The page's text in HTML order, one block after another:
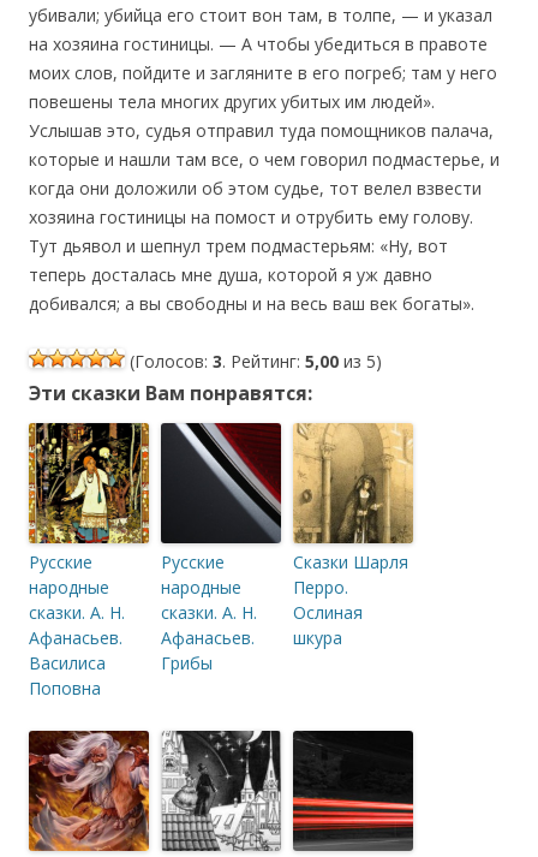
убивали; убийца его стоит вон там, в толпе, — и указал
на хозяина гостиницы. — А чтобы убедиться в правоте
моих слов, пойдите и загляните в его погреб; там у него
повешены тела многих других убитых им людей».
Услышав это, судья отправил туда помощников палача,
которые и нашли там все, о чем говорил подмастерье, и
когда они доложили об этом судье, тот велел взвести
хозяина гостиницы на помост и отрубить ему голову.
Тут дьявол и шепнул трем подмастерьям: «Ну, вот
теперь досталась мне душа, которой я уж давно
добивался; а вы свободны и на весь ваш век богаты».
(Голосов: 3. Рейтинг: 5,00 из 5)
Эти сказки Вам понравятся:
Русские
народные
сказки. А. Н.
Афанасьев.
Василиса
Поповна
Русские
народные
сказки. А. Н.
Афанасьев.
Грибы
Сказки Шарля
Перро.
Ослиная
шкура